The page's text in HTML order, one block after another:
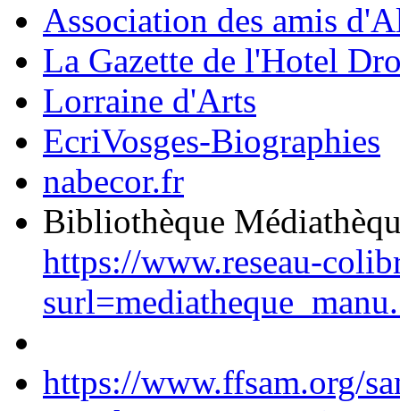
Association des amis
La Gazette de l'Hotel
Lorraine d'Arts
EcriVosges-Biographies
nabecor.fr
Bibliothèque
https://www.reseau-
https://www.ffsam.org/